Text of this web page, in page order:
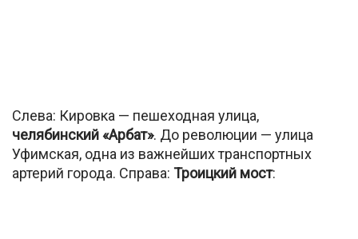
Слева: Кировка — пешеходная улица,
челябинский «Арбат». До революции — улица
Уфимская, одна из важнейших транспортных
артерий города. Справа: Троицкий мост: